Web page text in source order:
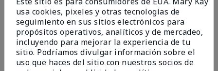
5 estrellas
2
4 estrellas
0
3 estrellas
0
usa cookies, pixeles y otras tecnologías de
seguimiento en sus sitios electrónicos para
propósitos operativos, analíticos y de mercadeo,
incluyendo para mejorar la experiencia de tu
sitio. Podríamos divulgar información sobre el
uso que haces del sitio con nuestros socios de